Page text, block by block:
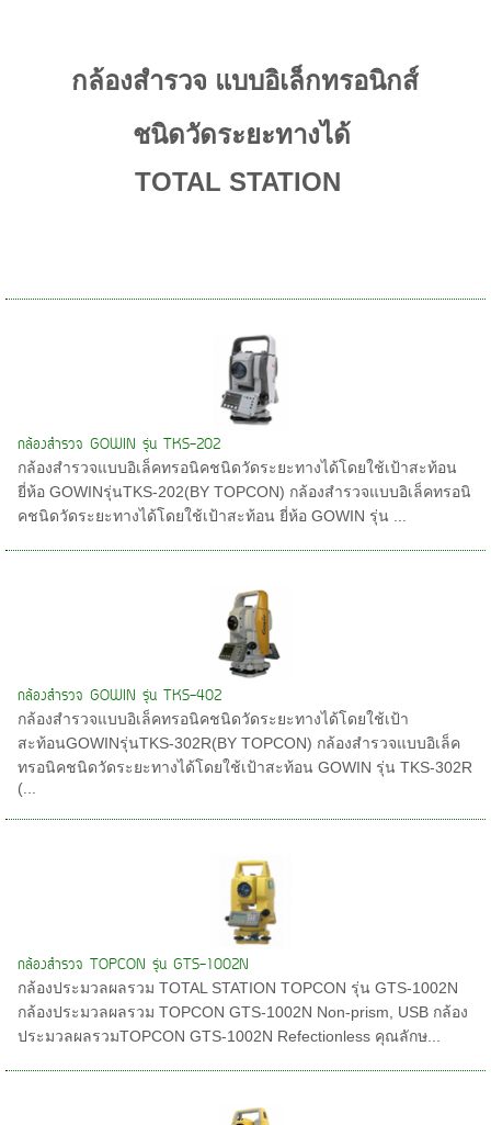
กล้องสำรวจ แบบอิเล็กทรอนิกส์
ชนิดวัดระยะทางได้
TOTAL STATION
กล้องสำรวจ GOWIN รุ่น TKS-202
กล้องสำรวจแบบอิเล็คทรอนิคชนิดวัดระยะทางได้โดยใช้เป้าสะท้อน
ยี่ห้อ GOWINรุ่นTKS-202(BY TOPCON) กล้องสำรวจแบบอิเล็คทรอนิ
คชนิดวัดระยะทางได้โดยใช้เป้าสะท้อน ยี่ห้อ GOWIN รุ่น ...
กล้องสำรวจ GOWIN รุ่น TKS-402
กล้องสำรวจแบบอิเล็คทรอนิคชนิดวัดระยะทางได้โดยใช้เป้า
สะท้อนGOWINรุ่นTKS-302R(BY TOPCON) กล้องสำรวจแบบอิเล็ค
ทรอนิคชนิดวัดระยะทางได้โดยใช้เป้าสะท้อน GOWIN รุ่น TKS-302R
(...
กล้องสำรวจ TOPCON รุ่น GTS-1002N
กล้องประมวลผลรวม TOTAL STATION TOPCON รุ่น GTS-1002N
กล้องประมวลผลรวม TOPCON GTS-1002N Non-prism, USB กล้อง
ประมวลผลรวมTOPCON GTS-1002N Refectionless คุณลักษ...